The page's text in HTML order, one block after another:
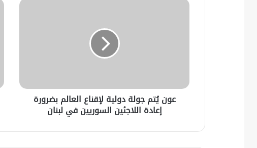
عون يُتم جولة دولية لإقناع العالم بضرورة
إعادة اللاجئين السوريين في لبنان